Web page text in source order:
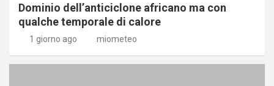
Dominio dell’anticiclone africano ma con
qualche temporale di calore
1 giorno ago miometeo